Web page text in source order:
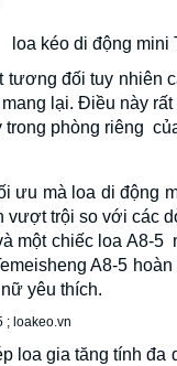
tương đối tuy
lại. Điều này
trong phòng riêng
ưu mà loa di động
trội so với các
một chiếc loa A8-
A8-5
yêu thích.
loa gia tăng tính